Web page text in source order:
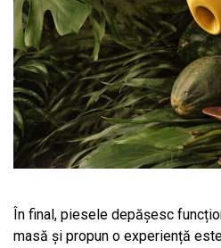
În final, piesele depășesc
masă și propun o experiență